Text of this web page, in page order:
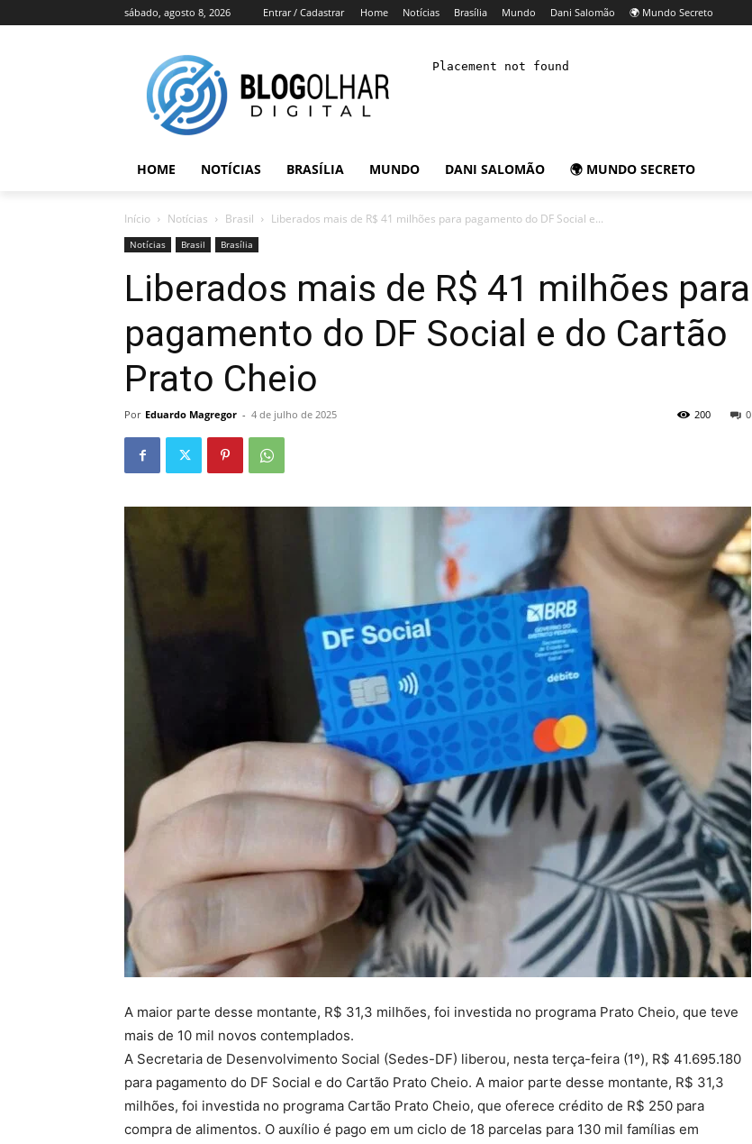
sábado, agosto 8, 2026 Entrar / Cadastrar Home Notícias Brasília Mundo Dani Salomão 🌍 Mundo Secreto
HOME NOTÍCIAS BRASÍLIA MUNDO DANI SALOMÃO 🌍 MUNDO SECRETO
Início Notícias Brasil Liberados mais de R$ 41 milhões para pagamento do DF Social e...
Notícias Brasil Brasília
Liberados mais de R$ 41 milhões para
pagamento do DF Social e do Cartão
Prato Cheio
Por Eduardo Magregor - 4 de julho de 2025 0
200
A maior parte desse montante, R$ 31,3 milhões, foi investida no programa Prato Cheio, que teve
mais de 10 mil novos contemplados.
A Secretaria de Desenvolvimento Social (Sedes-DF) liberou, nesta terça-feira (1º), R$ 41.695.180
para pagamento do DF Social e do Cartão Prato Cheio. A maior parte desse montante, R$ 31,3
milhões, foi investida no programa Cartão Prato Cheio, que oferece crédito de R$ 250 para
compra de alimentos. O auxílio é pago em um ciclo de 18 parcelas para 130 mil famílias em